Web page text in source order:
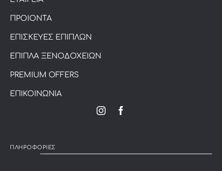
ΠΡΟΙΟΝΤΑ
ΕΠΙΣΚΕΥΕΣ ΕΠΙΠΛΩΝ
ΕΠΙΠΛΑ ΞΕΝΟΔΟΧΕΙΩΝ
PREMIUM OFFERS
ΕΠΙΚΟΙΝΩΝΙΑ
ΠΛΗΡΟΦΟΡΙΕΣ